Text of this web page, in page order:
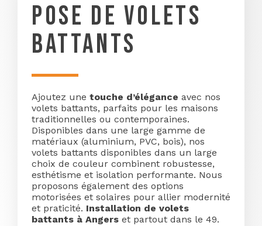
POSE DE VOLETS
BATTANTS
Ajoutez une touche d’élégance avec nos
volets battants, parfaits pour les maisons
traditionnelles ou contemporaines.
Disponibles dans une large gamme de
matériaux (aluminium, PVC, bois), nos
volets battants disponibles dans un large
choix de couleur combinent robustesse,
esthétisme et isolation performante. Nous
proposons également des options
motorisées et solaires pour allier modernité
et praticité. Installation de volets
battants à Angers et partout dans le 49.